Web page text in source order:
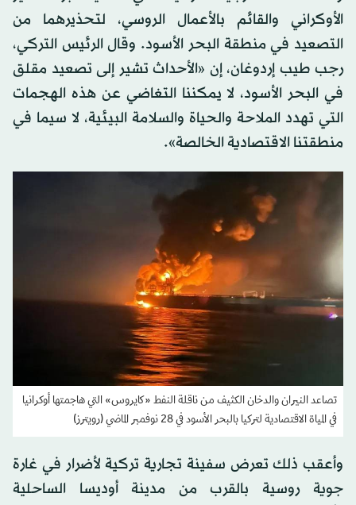
الأوكراني والقائم بالأعمال الروسي، لتحذيرهما من
التصعيد في منطقة البحر الأسود. وقال الرئيس التركي،
رجب طيب إردوغان، إن «الأحداث تشير إلى تصعيد مقلق
في البحر الأسود، لا يمكننا التغاضي عن هذه الهجمات
التي تهدد الملاحة والحياة والسلامة البيئية، لا سيما في
منطقتنا الاقتصادية الخالصة».
تصاعد النيران والدخان الكثيف من ناقلة النفط «كايروس» التي هاجمتها أوكرانيا
في المياة الاقتصادية لتركيا بالبحر الأسود في 28 نوفمبر الماضي (رويترز)
وأعقب ذلك تعرض سفينة تجارية تركية لأضرار في غارة
جوية روسية بالقرب من مدينة أوديسا الساحلية